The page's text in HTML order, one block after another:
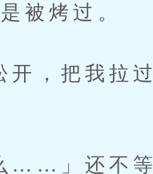
被烤过。
，把我拉
……」还不等